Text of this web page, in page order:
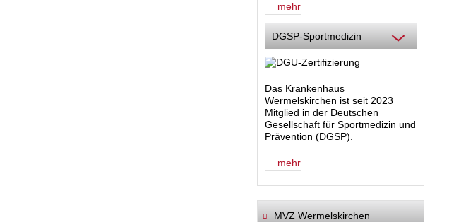
mehr
DGSP-Sportmedizin
Das Krankenhaus
Wermelskirchen ist seit 2023
Mitglied in der Deutschen
Gesellschaft für Sportmedizin und
Prävention (DGSP).
mehr
MVZ Wermelskirchen